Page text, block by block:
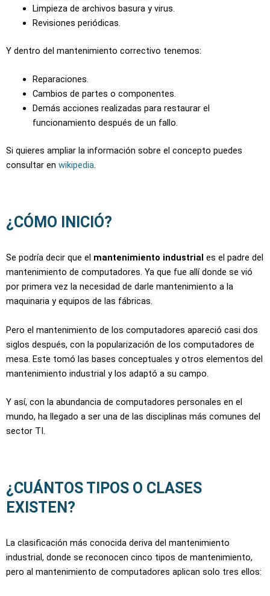
Limpieza de archivos basura y virus.
Revisiones periódicas.
Y dentro del mantenimiento correctivo tenemos:
Reparaciones.
Cambios de partes o componentes.
Demás acciones realizadas para restaurar el
funcionamiento después de un fallo.
Si quieres ampliar la información sobre el concepto puedes
consultar en wikipedia.
¿CÓMO INICIÓ?
Se podría decir que el mantenimiento industrial es el padre del
mantenimiento de computadores. Ya que fue allí donde se vió
por primera vez la necesidad de darle mantenimiento a la
maquinaria y equipos de las fábricas.
Pero el mantenimiento de los computadores apareció casi dos
siglos después, con la popularización de los computadores de
mesa. Este tomó las bases conceptuales y otros elementos del
mantenimiento industrial y los adaptó a su campo.
Y así, con la abundancia de computadores personales en el
mundo, ha llegado a ser una de las disciplinas más comunes del
sector TI.
¿CUÁNTOS TIPOS O CLASES
EXISTEN?​
La clasificación más conocida deriva del mantenimiento
industrial, donde se reconocen cinco tipos de mantenimiento,
pero al mantenimiento de computadores aplican solo tres ellos: